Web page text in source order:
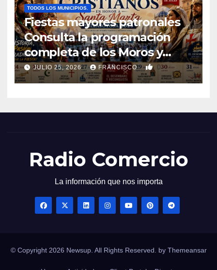
TODOS LOS MUNICIPIOS.
Fiestas mayores patronales
Consulta la programación
completa de los Moros y
Cristianos de Villajoyosa 2026
JULIO 25, 2026 FRANCISCO 0
Radio Comercio
La información que nos importa
© Copyright 2026 Newsup. All Rights Reserved. by Themeansar